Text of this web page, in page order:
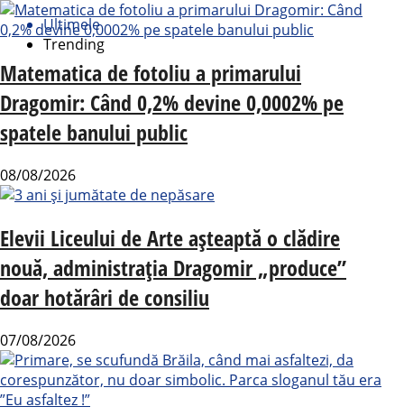
Ultimele
Trending
Matematica de fotoliu a primarului
Dragomir: Când 0,2% devine 0,0002% pe
spatele banului public
08/08/2026
Elevii Liceului de Arte așteaptă o clădire
nouă, administrația Dragomir „produce”
doar hotărâri de consiliu
07/08/2026